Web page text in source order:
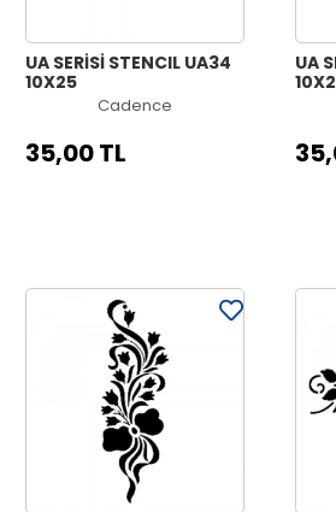
UA SERİSİ STENCIL UA34
10X25
Cadence
35,00 TL
UA